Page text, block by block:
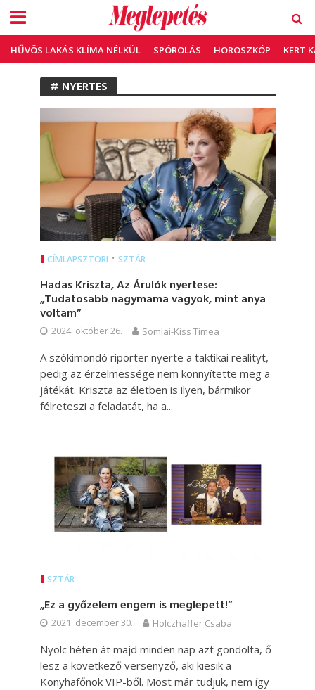
HŰVÖS LAKÁS KLÍMA NÉLKÜL SPÓROLÁS HOROSZKÓP KERT
# NYERTES
CÍMLAPSZTORI • SZTÁR
Hadas Kriszta, Az Árulók nyertese:
„Tudatosabb nagymama vagyok, mint anya
voltam”
2024. október 26. Somlai-Kiss Tímea
A szókimondó riporter nyerte a taktikai realityt,
pedig az érzelmessége nem könnyítette meg a
játékát. Kriszta az életben is ilyen, bármikor
félreteszi a feladatát, ha a...
SZTÁR
„Ez a győzelem engem is meglepett!”
2021. december 30. Holczhaffer Csaba
Nyolc héten át majd minden nap azt gondolta, ő
lesz a következő versenyző, aki kiesik a
Konyhafőnök VIP-ből. Most már tudjuk, nem így